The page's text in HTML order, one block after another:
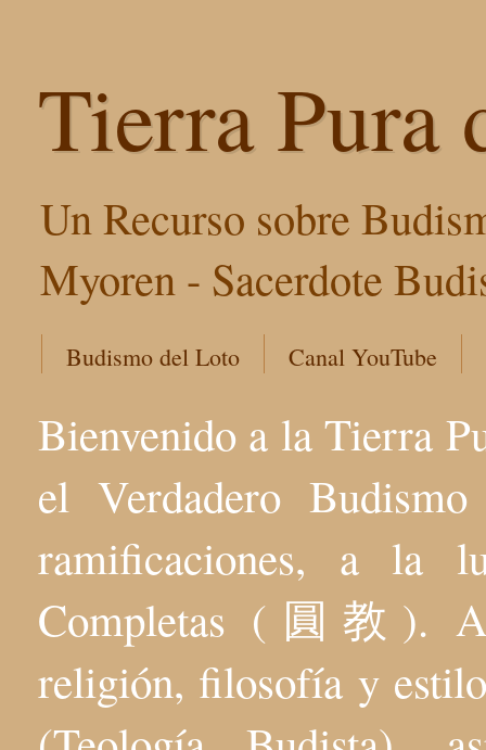
Tierra Pura
Un Recurso sobre
Myoren - Sacerdote
Budismo del Loto Canal YouTube
Bienvenido a la Tierra
el Verdadero
ramificaciones, a la
Completas (圓教).
religión, filosofía y